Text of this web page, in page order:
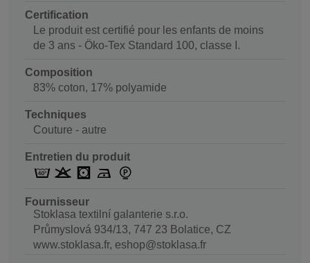
Certification
Le produit est certifié pour les enfants de moins
de 3 ans - Öko-Tex Standard 100, classe I.
Composition
83% coton, 17% polyamide
Techniques
Couture - autre
Entretien du produit
Fournisseur
Stoklasa textilní galanterie s.r.o.
Průmyslová 934/13, 747 23 Bolatice, CZ
www.stoklasa.fr, eshop@stoklasa.fr